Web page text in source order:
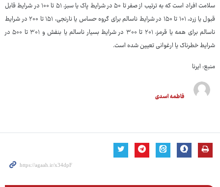
سلامت افراد است که به ترتیب از صفر تا ۵۰ در شرایط پاک یا سبز، ۵۱ تا ۱۰۰ در شرایط قابل
قبول یا زرد، ۱۰۱ تا ۱۵۰ در شرایط ناسالم برای گروه حساس یا نارنجی، ۱۵۱ تا ۲۰۰ در شرایط
ناسالم برای همه یا قرمز، ۲۰۱ تا ۳۰۰ در شرایط بسیار ناسالم یا بنفش و ۳۰۱ تا ۵۰۰ در
شرایط خطرناک یا ارغوانی تعیین شده است.
منبع: ایرنا
فاطمه اسدی